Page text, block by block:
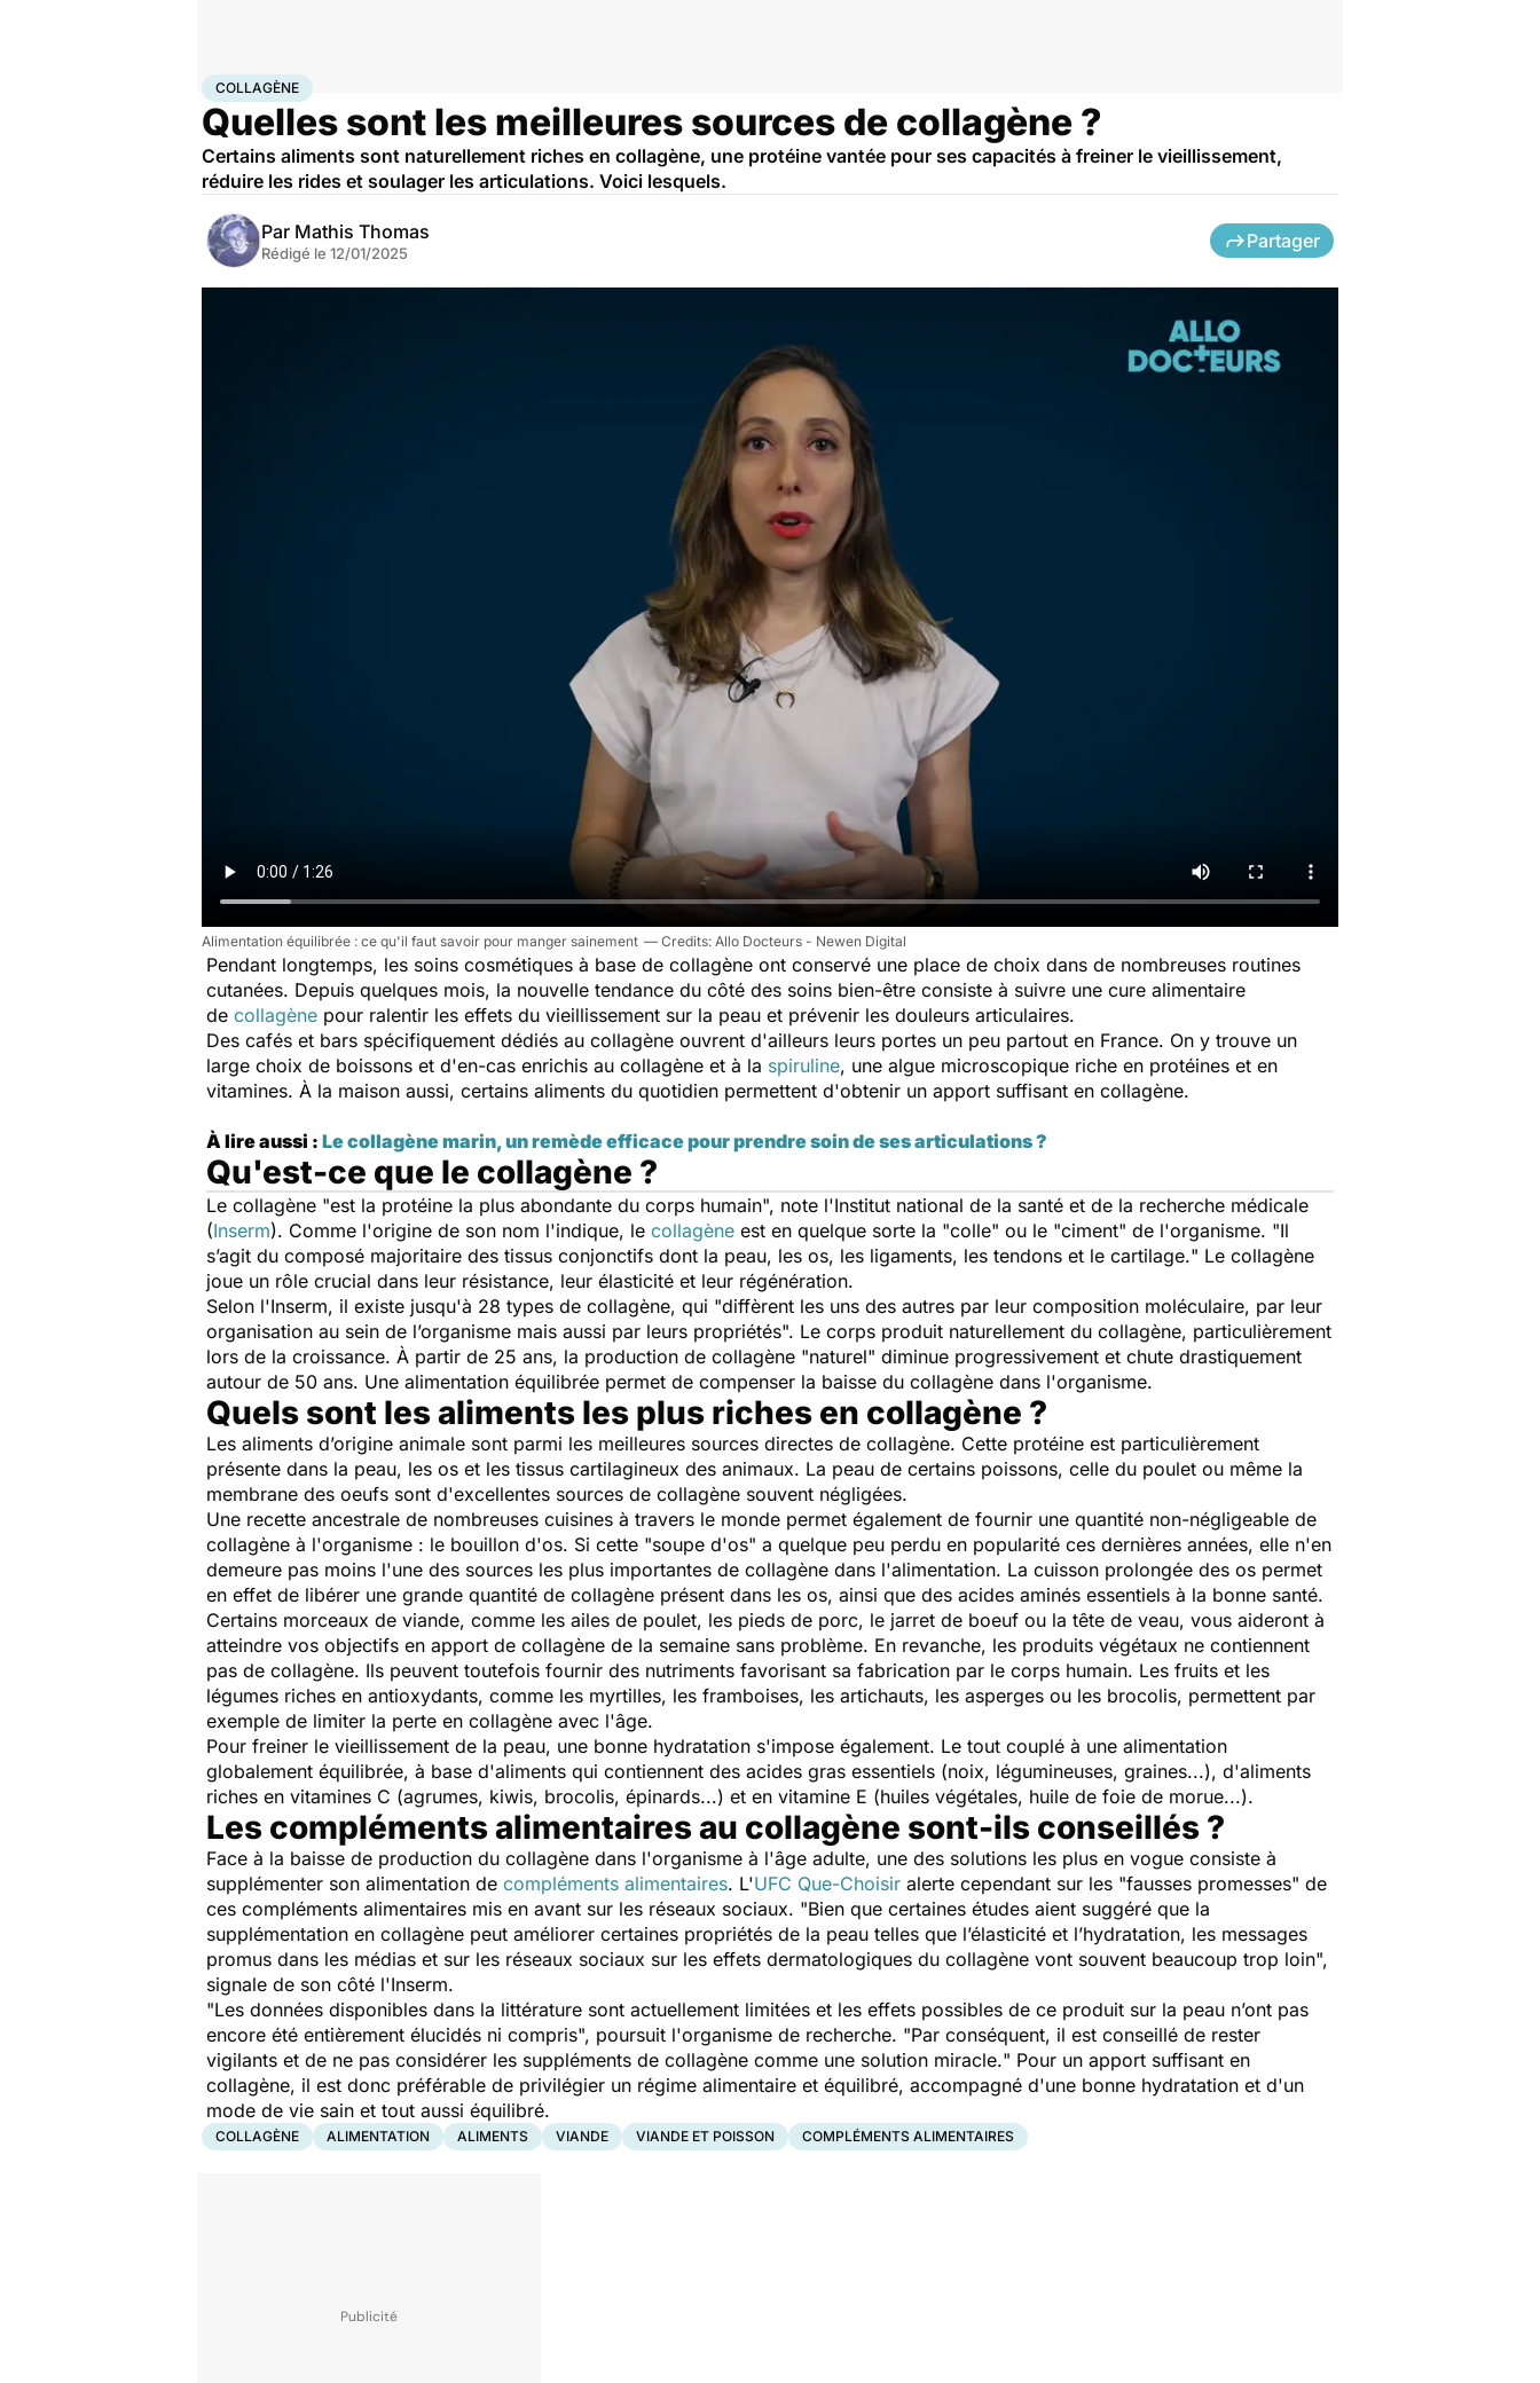
Accueil Bien-êtreNutrition
COLLAGÈNE
Quelles sont les meilleures sources de collagène ?
Certains aliments sont naturellement riches en collagène, une protéine vantée pour ses capacités à freiner le vieillissement,
réduire les rides et soulager les articulations. Voici lesquels.
Par Mathis Thomas
Rédigé le 12/01/2025
Partager
Alimentation équilibrée : ce qu'il faut savoir pour manger sainement Allo Docteurs - Newen Digital
Pendant longtemps, les soins cosmétiques à base de collagène ont conservé une place de choix dans de nombreuses routines
cutanées. Depuis quelques mois, la nouvelle tendance du côté des soins bien-être consiste à suivre une cure alimentaire
de collagène pour ralentir les effets du vieillissement sur la peau et prévenir les douleurs articulaires.
Des cafés et bars spécifiquement dédiés au collagène ouvrent d'ailleurs leurs portes un peu partout en France. On y trouve un
large choix de boissons et d'en-cas enrichis au collagène et à la spiruline, une algue microscopique riche en protéines et en
vitamines. À la maison aussi, certains aliments du quotidien permettent d'obtenir un apport suffisant en collagène.
À lire aussi : Le collagène marin, un remède efficace pour prendre soin de ses articulations ?
Qu'est-ce que le collagène ?
Le collagène "est la protéine la plus abondante du corps humain", note l'Institut national de la santé et de la recherche médicale
(Inserm). Comme l'origine de son nom l'indique, le collagène est en quelque sorte la "colle" ou le "ciment" de l'organisme. "Il
s’agit du composé majoritaire des tissus conjonctifs dont la peau, les os, les ligaments, les tendons et le cartilage." Le collagène
joue un rôle crucial dans leur résistance, leur élasticité et leur régénération.
Selon l'Inserm, il existe jusqu'à 28 types de collagène, qui "diffèrent les uns des autres par leur composition moléculaire, par leur
organisation au sein de l’organisme mais aussi par leurs propriétés". Le corps produit naturellement du collagène, particulièrement
lors de la croissance. À partir de 25 ans, la production de collagène "naturel" diminue progressivement et chute drastiquement
autour de 50 ans. Une alimentation équilibrée permet de compenser la baisse du collagène dans l'organisme.
Quels sont les aliments les plus riches en collagène ?
Les aliments d’origine animale sont parmi les meilleures sources directes de collagène. Cette protéine est particulièrement
présente dans la peau, les os et les tissus cartilagineux des animaux. La peau de certains poissons, celle du poulet ou même la
membrane des oeufs sont d'excellentes sources de collagène souvent négligées.
Une recette ancestrale de nombreuses cuisines à travers le monde permet également de fournir une quantité non-négligeable de
collagène à l'organisme : le bouillon d'os. Si cette "soupe d'os" a quelque peu perdu en popularité ces dernières années, elle n'en
demeure pas moins l'une des sources les plus importantes de collagène dans l'alimentation. La cuisson prolongée des os permet
en effet de libérer une grande quantité de collagène présent dans les os, ainsi que des acides aminés essentiels à la bonne santé.
Certains morceaux de viande, comme les ailes de poulet, les pieds de porc, le jarret de boeuf ou la tête de veau, vous aideront à
atteindre vos objectifs en apport de collagène de la semaine sans problème. En revanche, les produits végétaux ne contiennent
pas de collagène. Ils peuvent toutefois fournir des nutriments favorisant sa fabrication par le corps humain. Les fruits et les
légumes riches en antioxydants, comme les myrtilles, les framboises, les artichauts, les asperges ou les brocolis, permettent par
exemple de limiter la perte en collagène avec l'âge.
Pour freiner le vieillissement de la peau, une bonne hydratation s'impose également. Le tout couplé à une alimentation
globalement équilibrée, à base d'aliments qui contiennent des acides gras essentiels (noix, légumineuses, graines...), d'aliments
riches en vitamines C (agrumes, kiwis, brocolis, épinards...) et en vitamine E (huiles végétales, huile de foie de morue...).
Les compléments alimentaires au collagène sont-ils conseillés ?
Face à la baisse de production du collagène dans l'organisme à l'âge adulte, une des solutions les plus en vogue consiste à
supplémenter son alimentation de compléments alimentaires. L'UFC Que-Choisir alerte cependant sur les "fausses promesses" de
ces compléments alimentaires mis en avant sur les réseaux sociaux. "Bien que certaines études aient suggéré que la
supplémentation en collagène peut améliorer certaines propriétés de la peau telles que l’élasticité et l’hydratation, les messages
promus dans les médias et sur les réseaux sociaux sur les effets dermatologiques du collagène vont souvent beaucoup trop loin",
signale de son côté l'Inserm.
"Les données disponibles dans la littérature sont actuellement limitées et les effets possibles de ce produit sur la peau n’ont pas
encore été entièrement élucidés ni compris", poursuit l'organisme de recherche. "Par conséquent, il est conseillé de rester
vigilants et de ne pas considérer les suppléments de collagène comme une solution miracle." Pour un apport suffisant en
collagène, il est donc préférable de privilégier un régime alimentaire et équilibré, accompagné d'une bonne hydratation et d'un
mode de vie sain et tout aussi équilibré.
COLLAGÈNE ALIMENTATION ALIMENTS VIANDE VIANDE ET POISSON COMPLÉMENTS ALIMENTAIRES